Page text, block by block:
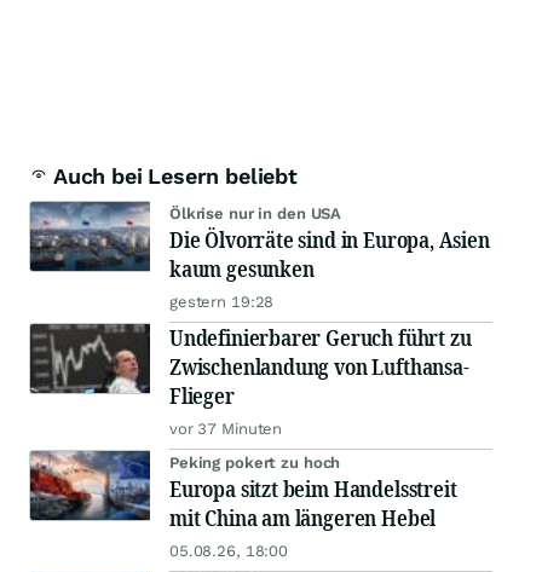
Auch bei Lesern beliebt
Ölkrise nur in den USA
Die Ölvorräte sind in Europa, Asien
kaum gesunken
gestern 19:28
Undefinierbarer Geruch führt zu
Zwischenlandung von Lufthansa-
Flieger
vor 37 Minuten
Peking pokert zu hoch
Europa sitzt beim Handelsstreit
mit China am längeren Hebel
05.08.26, 18:00